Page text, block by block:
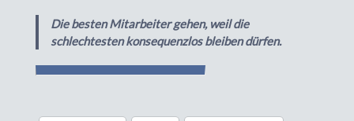
Die besten Mitarbeiter gehen, weil die
schlechtesten konsequenzlos bleiben dürfen.